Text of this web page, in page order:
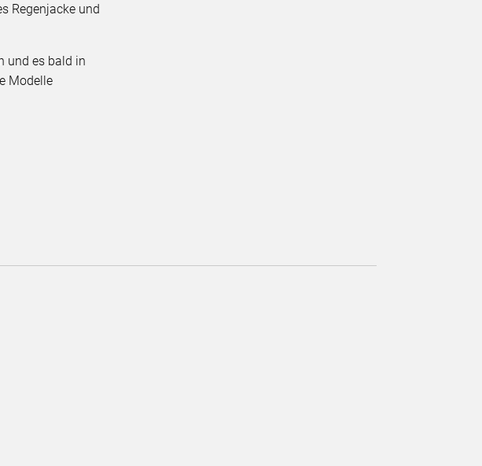
Regenjacke und
und es bald in
Modelle